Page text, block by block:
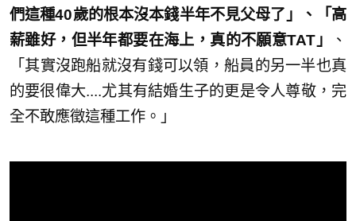
們這種40歲的根本沒本錢半年不見父母了」、「高
薪雖好，但半年都要在海上，真的不願意TAT」
、
「其實沒跑船就沒有錢可以領，船員的另一半也真
的要很偉大....尤其有結婚生子的更是令人尊敬，完
全不敢應徵這種工作。」